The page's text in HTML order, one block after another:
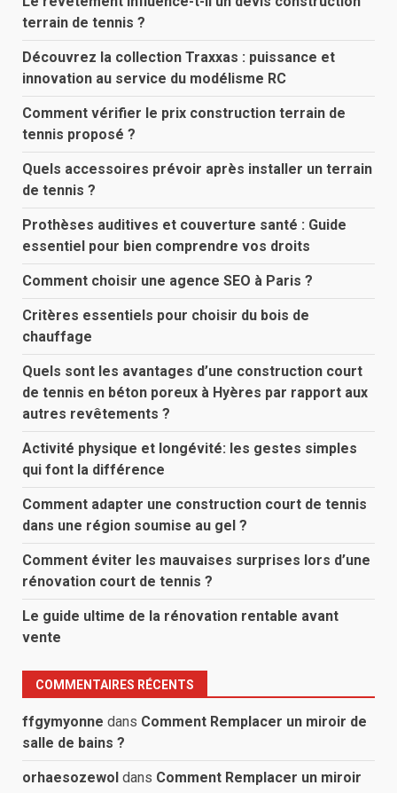
terrain de tennis ?
Découvrez la collection Traxxas : puissance et
innovation au service du modélisme RC
Comment vérifier le prix construction terrain de
tennis proposé ?
Quels accessoires prévoir après installer un terrain
de tennis ?
Prothèses auditives et couverture santé : Guide
essentiel pour bien comprendre vos droits
Comment choisir une agence SEO à Paris ?
Critères essentiels pour choisir du bois de
chauffage
Quels sont les avantages d’une construction court
de tennis en béton poreux à Hyères par rapport aux
autres revêtements ?
Activité physique et longévité: les gestes simples
qui font la différence
Comment adapter une construction court de tennis
dans une région soumise au gel ?
Comment éviter les mauvaises surprises lors d’une
rénovation court de tennis ?
Le guide ultime de la rénovation rentable avant
vente
COMMENTAIRES RÉCENTS
ffgymyonne dans Comment Remplacer un miroir de
salle de bains ?
orhaesozewol dans Comment Remplacer un miroir